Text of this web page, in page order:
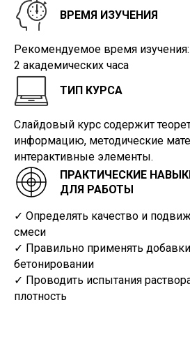
ВРЕМЯ ИЗУЧЕНИЯ
Рекомендуемое время изучения:
2 академических часа
ТИП КУРСА
Слайдовый курс содержит
информацию, методические
интерактивные элементы.
ПРАКТИЧЕСКИЕ
ДЛЯ РАБОТЫ
✓ Определять качество и
смеси
✓ Правильно применять
бетонировании
✓ Проводить испытания
плотность